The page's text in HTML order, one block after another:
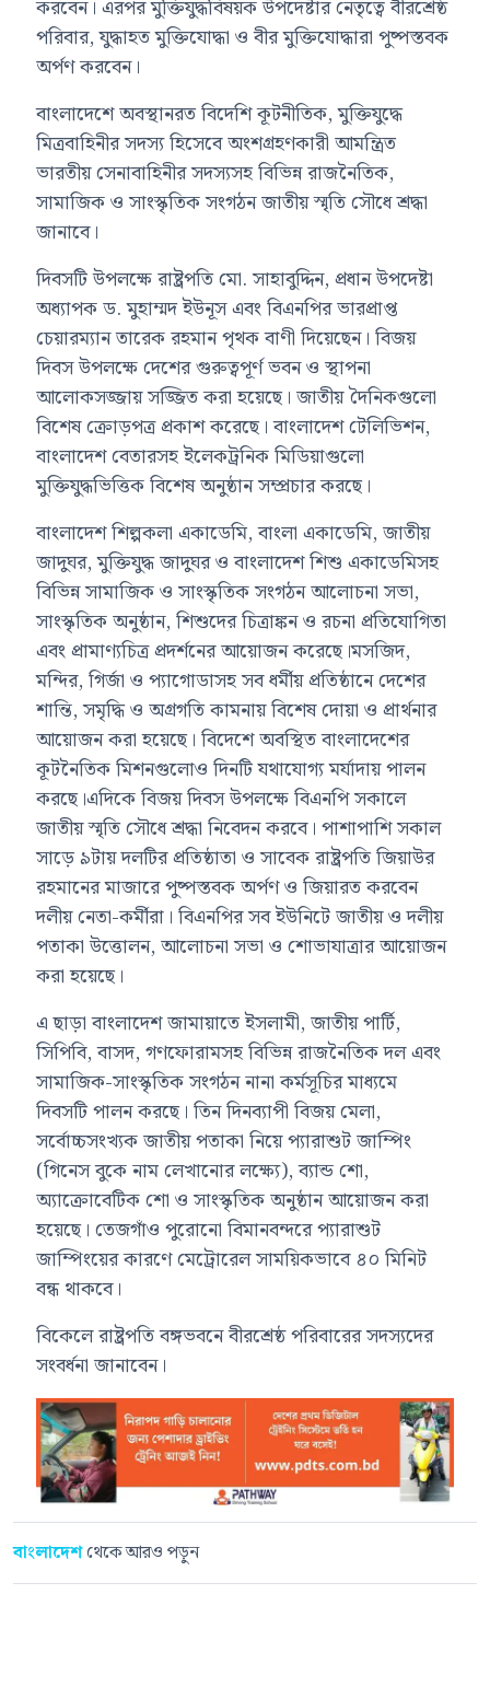
করবেন। এরপর মুক্তিযুদ্ধবিষয়ক উপদেষ্টার নেতৃত্বে বীরশ্রেষ্ঠ
পরিবার, যুদ্ধাহত মুক্তিযোদ্ধা ও বীর মুক্তিযোদ্ধারা পুষ্পস্তবক
অর্পণ করবেন।
বাংলাদেশে অবস্থানরত বিদেশি কূটনীতিক, মুক্তিযুদ্ধে
মিত্রবাহিনীর সদস্য হিসেবে অংশগ্রহণকারী আমন্ত্রিত
ভারতীয় সেনাবাহিনীর সদস্যসহ বিভিন্ন রাজনৈতিক,
সামাজিক ও সাংস্কৃতিক সংগঠন জাতীয় স্মৃতি সৌধে শ্রদ্ধা
জানাবে।
দিবসটি উপলক্ষে রাষ্ট্রপতি মো. সাহাবুদ্দিন, প্রধান উপদেষ্টা
অধ্যাপক ড. মুহাম্মদ ইউনূস এবং বিএনপির ভারপ্রাপ্ত
চেয়ারম্যান তারেক রহমান পৃথক বাণী দিয়েছেন। বিজয়
দিবস উপলক্ষে দেশের গুরুত্বপূর্ণ ভবন ও স্থাপনা
আলোকসজ্জায় সজ্জিত করা হয়েছে। জাতীয় দৈনিকগুলো
বিশেষ ক্রোড়পত্র প্রকাশ করেছে। বাংলাদেশ টেলিভিশন,
বাংলাদেশ বেতারসহ ইলেকট্রনিক মিডিয়াগুলো
মুক্তিযুদ্ধভিত্তিক বিশেষ অনুষ্ঠান সম্প্রচার করছে।
বাংলাদেশ শিল্পকলা একাডেমি, বাংলা একাডেমি, জাতীয়
জাদুঘর, মুক্তিযুদ্ধ জাদুঘর ও বাংলাদেশ শিশু একাডেমিসহ
বিভিন্ন সামাজিক ও সাংস্কৃতিক সংগঠন আলোচনা সভা,
সাংস্কৃতিক অনুষ্ঠান, শিশুদের চিত্রাঙ্কন ও রচনা প্রতিযোগিতা
এবং প্রামাণ্যচিত্র প্রদর্শনের আয়োজন করেছে।মসজিদ,
মন্দির, গির্জা ও প্যাগোডাসহ সব ধর্মীয় প্রতিষ্ঠানে দেশের
শান্তি, সমৃদ্ধি ও অগ্রগতি কামনায় বিশেষ দোয়া ও প্রার্থনার
আয়োজন করা হয়েছে। বিদেশে অবস্থিত বাংলাদেশের
কূটনৈতিক মিশনগুলোও দিনটি যথাযোগ্য মর্যাদায় পালন
করছে।এদিকে বিজয় দিবস উপলক্ষে বিএনপি সকালে
জাতীয় স্মৃতি সৌধে শ্রদ্ধা নিবেদন করবে। পাশাপাশি সকাল
সাড়ে ৯টায় দলটির প্রতিষ্ঠাতা ও সাবেক রাষ্ট্রপতি জিয়াউর
রহমানের মাজারে পুষ্পস্তবক অর্পণ ও জিয়ারত করবেন
দলীয় নেতা-কর্মীরা। বিএনপির সব ইউনিটে জাতীয় ও দলীয়
পতাকা উত্তোলন, আলোচনা সভা ও শোভাযাত্রার আয়োজন
করা হয়েছে।
এ ছাড়া বাংলাদেশ জামায়াতে ইসলামী, জাতীয় পার্টি,
সিপিবি, বাসদ, গণফোরামসহ বিভিন্ন রাজনৈতিক দল এবং
সামাজিক-সাংস্কৃতিক সংগঠন নানা কর্মসূচির মাধ্যমে
দিবসটি পালন করছে। তিন দিনব্যাপী বিজয় মেলা,
সর্বোচ্চসংখ্যক জাতীয় পতাকা নিয়ে প্যারাশুট জাম্পিং
(গিনেস বুকে নাম লেখানোর লক্ষ্যে), ব্যান্ড শো,
অ্যাক্রোবেটিক শো ও সাংস্কৃতিক অনুষ্ঠান আয়োজন করা
হয়েছে। তেজগাঁও পুরোনো বিমানবন্দরে প্যারাশুট
জাম্পিংয়ের কারণে মেট্রোরেল সাময়িকভাবে ৪০ মিনিট
বন্ধ থাকবে।
বিকেলে রাষ্ট্রপতি বঙ্গভবনে বীরশ্রেষ্ঠ পরিবারের সদস্যদের
সংবর্ধনা জানাবেন।
বাংলাদেশথেকে আরও পড়ুন